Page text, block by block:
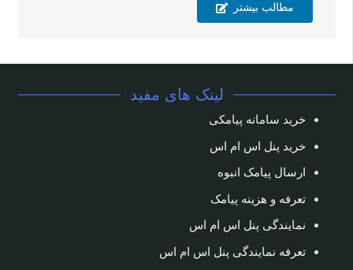
مطالب بیشتر
لینک های مفید
خرید سامانه پیامکی
خرید پنل اس ام اس
ارسال پیامک انبوه
تعرفه و هزینه پیامک
نمایندگی پنل اس ام اس
تعرفه نمایندگی پنل اس ام اس